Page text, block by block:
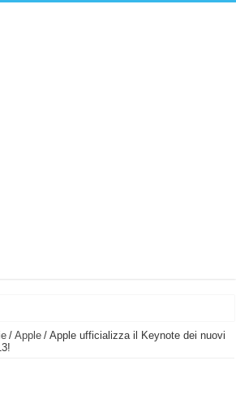
robot tagliaerba lo appoggi e fa tutto lui! (Senza
/ Apple / Apple ufficializza il Keynote dei nuovi